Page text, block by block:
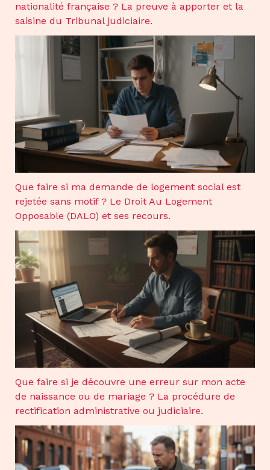
nationalité française ? La preuve à apporter et la
saisine du Tribunal judiciaire.
Que faire si ma demande de logement social est
rejetée sans motif ? Le Droit Au Logement
Opposable (DALO) et ses recours.
Que faire si je découvre une erreur sur mon acte
de naissance ou de mariage ? La procédure de
rectification administrative ou judiciaire.